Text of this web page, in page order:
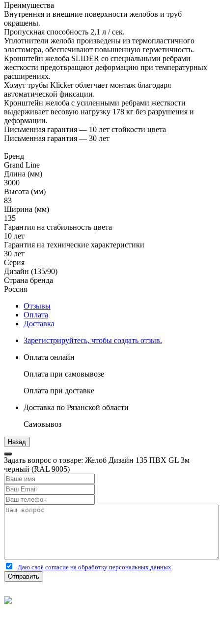
Преимущества
Внутренняя и внешние поверхности желобов и труб
окрашены.
Пропускная способность 2,1 л / сек.
Уплотнители желоба произведены из термопластичного
эластомера, обеспечивают повышенную герметичность.
Кронштейн желоба SLIDER со специальными ребрами
жесткости предотвращают деформацию при температурных
расширениях.
Хомут трубы Klicker облегчает монтаж благодаря
автоматической фиксации.
Кронштейн желоба с усиленными ребрами жесткости
выдерживает весовую нагрузку 178 кг без разрушения и
деформации.
Письменная гарантия — 10 лет стойкости цвета
Письменная гарантия — 30 лет
Бренд
Grand Line
Длина (мм)
3000
Высота (мм)
83
Ширина (мм)
135
Гарантия на стабильность цвета
10 лет
Гарантия на технические характеристики
30 лет
Серия
Дизайн (135/90)
Страна бренда
Россия
Отзывы
Оплата
Доставка
Зарегистрируйтесь, чтобы создать отзыв.
Оплата онлайн
Оплата при самовывозе
Оплата при доставке
Доставка по Рязанской области
Самовывоз
Задать вопрос о товаре: Желоб Дизайн 135 ПВХ GL 3м
черный (RAL 9005)
Даю своё согласие на обработку персональных данных
Отправить